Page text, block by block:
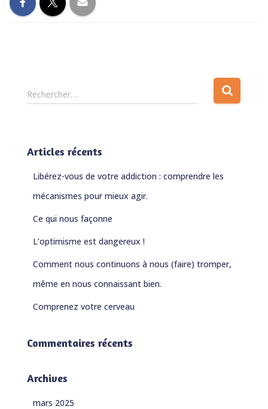
R
e
r
Rechercher…
Articles récents
Libérez-vous de votre addiction : comprendre les
mécanismes pour mieux agir.
Ce qui nous façonne
L’optimisme est dangereux !
Comment nous continuons à nous (faire) tromper,
même en nous connaissant bien.
Comprenez votre cerveau
Commentaires récents
Archives
mars 2025